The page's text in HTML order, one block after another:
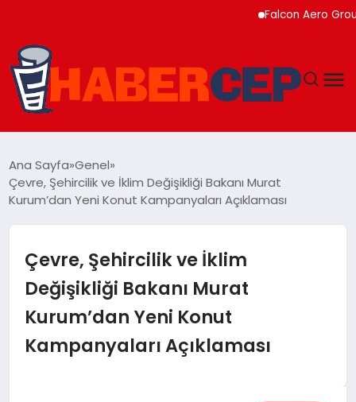
Falcon Aero Group,
GÜNDEM
EĞITIM
SOSYAL MEDYA
KÜLTÜREL
Ana Sayfa Genel
Çevre, Şehircilik ve İklim Değişikliği Bakanı Murat
Kurum’dan Yeni Konut Kampanyaları Açıklaması
Çevre, Şehircilik ve İklim
Değişikliği Bakanı Murat
Kurum’dan Yeni Konut
Kampanyaları Açıklaması